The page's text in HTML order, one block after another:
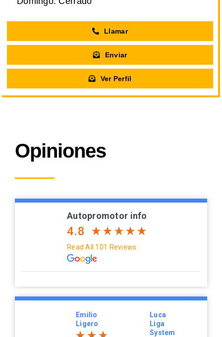
Llamar
Enviar
Ver Perfil
Opiniones
Autopromotor info
4.8
Read All 101 Reviews
Emilio
Ligero
Luca
Liga
System